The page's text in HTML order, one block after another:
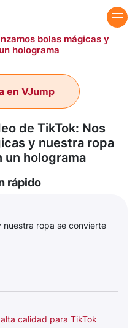
bolas mágicas y
holograma
de TikTok: Nos
y nuestra ropa
holograma
en VJump
rápido
nuestra ropa se convierte
calidad para TikTok